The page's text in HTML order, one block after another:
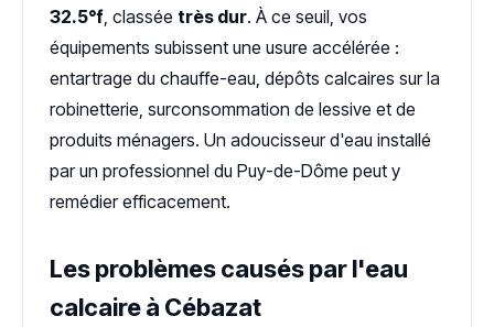
32.5°f , classée très dur. À ce seuil, vos
équipements subissent une usure accélérée :
entartrage du chauffe-eau, dépôts calcaires sur la
robinetterie, surconsommation de lessive et de
produits ménagers. Un adoucisseur d'eau installé
par un professionnel du Puy-de-Dôme peut y
remédier efficacement.
Les problèmes causés par l'eau
calcaire à Cébazat